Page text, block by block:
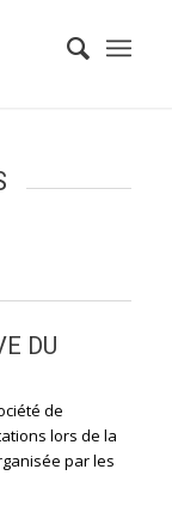
DU
de
lors de la
par les